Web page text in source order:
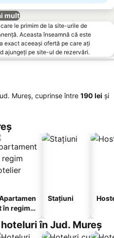
mult
le primim de la site-urile de
Aceasta înseamnă că este
exact aceeași ofertă pe care ați
ajungeți pe site-ul de rezervări.
Mureș, cuprinse între ‎190 lei și
în regim
Stațiuni
în Jud. Mureș